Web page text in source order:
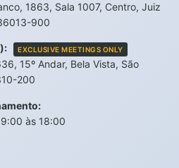
1863, Sala 1007, Centro, Juiz
900
EXCLUSIVE MEETINGS ONLY
15º Andar, Bela Vista, São
200
às 18:00